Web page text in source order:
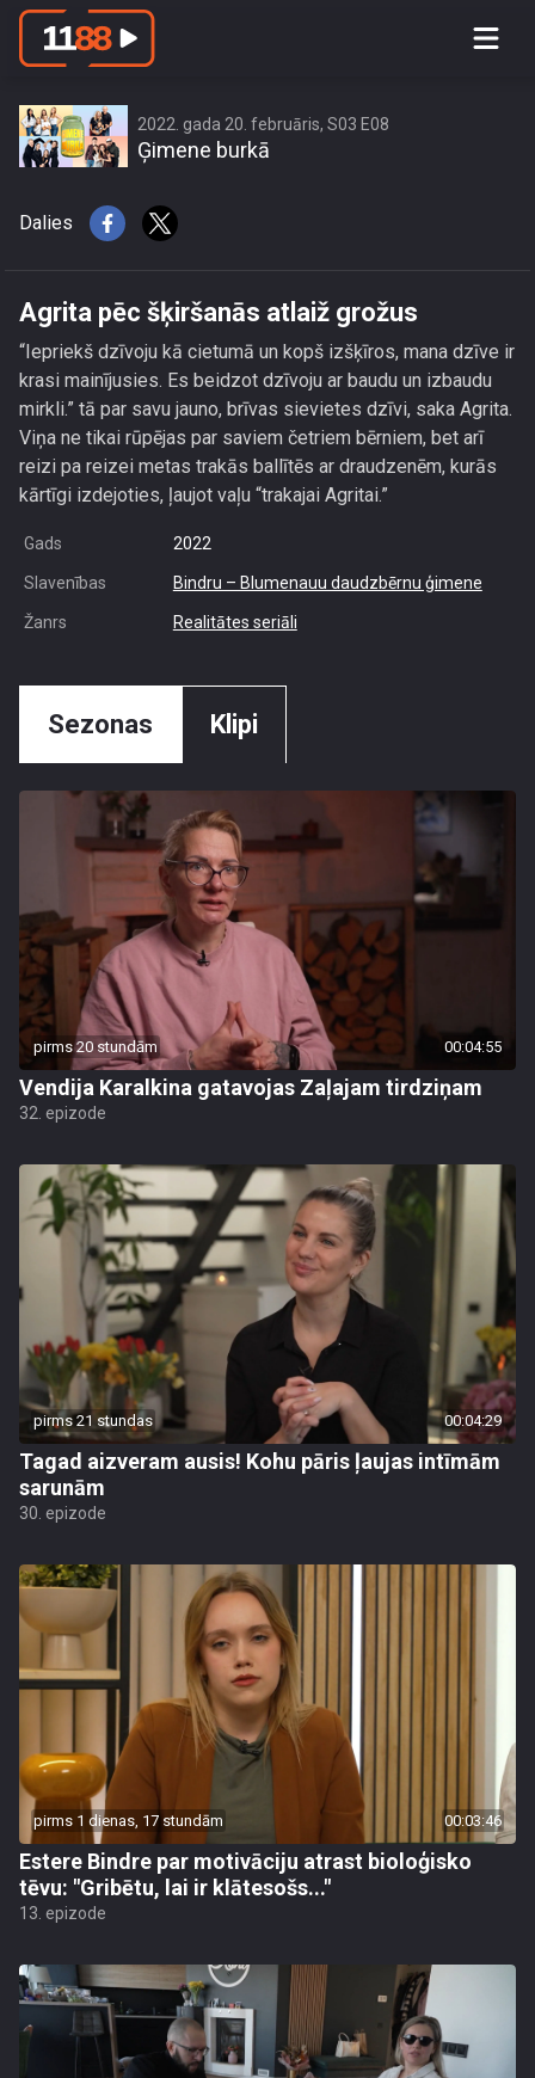
2022. gada 20. februāris, S03 E08
Ģimene burkā
Dalies
Agrita pēc šķiršanās atlaiž grožus
“Iepriekš dzīvoju kā cietumā un kopš izšķīros, mana dzīve ir
krasi mainījusies. Es beidzot dzīvoju ar baudu un izbaudu
mirkli.” tā par savu jauno, brīvas sievietes dzīvi, saka Agrita.
Viņa ne tikai rūpējas par saviem četriem bērniem, bet arī
reizi pa reizei metas trakās ballītēs ar draudzenēm, kurās
kārtīgi izdejoties, ļaujot vaļu “trakajai Agritai.”
Gads 2022
Slavenības Bindru – Blumenauu daudzbērnu ģimene
Žanrs Realitātes seriāli
Sezonas Klipi
pirms 20 stundām 00:04:55
Vendija Karalkina gatavojas Zaļajam tirdziņam
32. epizode
pirms 21 stundas 00:04:29
Tagad aizveram ausis! Kohu pāris ļaujas intīmām
sarunām
30. epizode
pirms 1 dienas, 17 stundām 00:03:46
Estere Bindre par motivāciju atrast bioloģisko
tēvu: "Gribētu, lai ir klātesošs..."
13. epizode